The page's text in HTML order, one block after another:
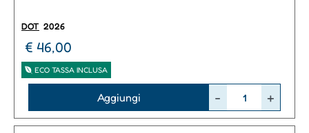
DOT 2026
€ 46,00
ECO TASSA INCLUSA
Aggiungi